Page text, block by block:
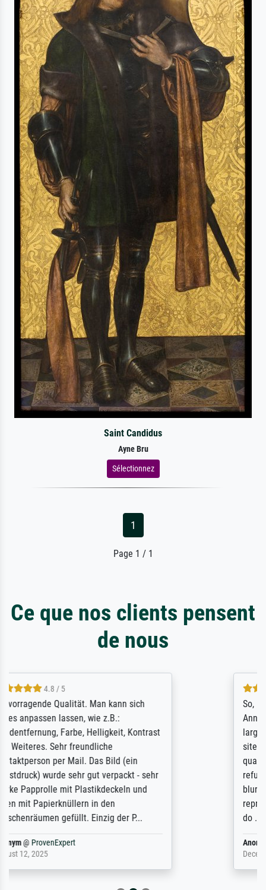
Saint Candidus
Ayne Bru
Sélectionnez
1
Page 1 / 1
Ce que nos clients pensent
de nous
So, I ordered a large print of The
Annunciation by Fra Angelico from a very
large and popular American "art/poster"
site advertising giclee print quality. The
quality for a large print was atrocious. They
refunded me when I sent pictures of the
blurry print vs. a Wikipedia commons
representation. They stated they couldn't
do ...
Anonym